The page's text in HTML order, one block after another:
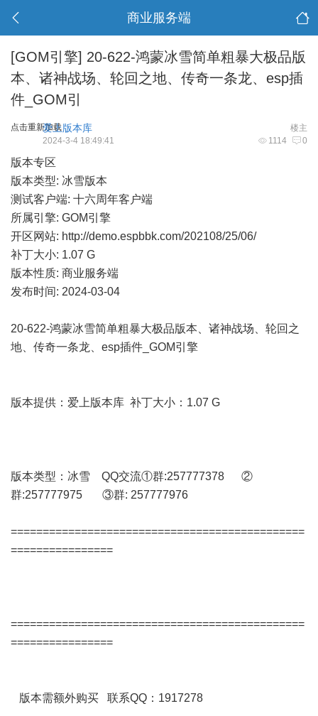
商业服务端
[GOM引擎] 20-622-鸿蒙冰雪简单粗暴大极品版
本、诸神战场、轮回之地、传奇一条龙、esp插
件_GOM引
点击重新加载 楼主
爱上版本库
1114 0
2024-3-4 18:49:41
版本专区
版本类型: 冰雪版本
测试客户端: 十六周年客户端
所属引擎: GOM引擎
开区网站: http://demo.espbbk.com/202108/25/06/
补丁大小: 1.07 G
版本性质: 商业服务端
发布时间: 2024-03-04
20-622-鸿蒙冰雪简单粗暴大极品版本、诸神战场、轮回之
地、传奇一条龙、esp插件_GOM引擎
版本提供：爱上版本库 补丁大小：1.07 G
版本类型：冰雪 QQ交流①群:257777378 ②
群:257777975 ③群: 257777976
==============================================
================
==============================================
================
版本需额外购买 联系QQ：1917278